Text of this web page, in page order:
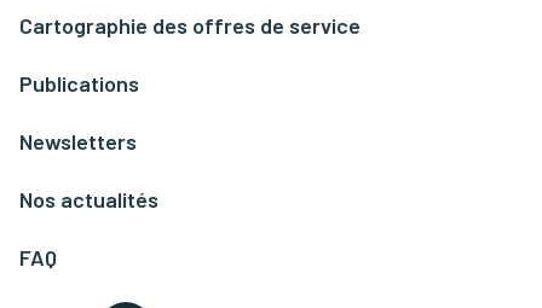
Cartographie des offres de service
Publications
Newsletters
Nos actualités
FAQ